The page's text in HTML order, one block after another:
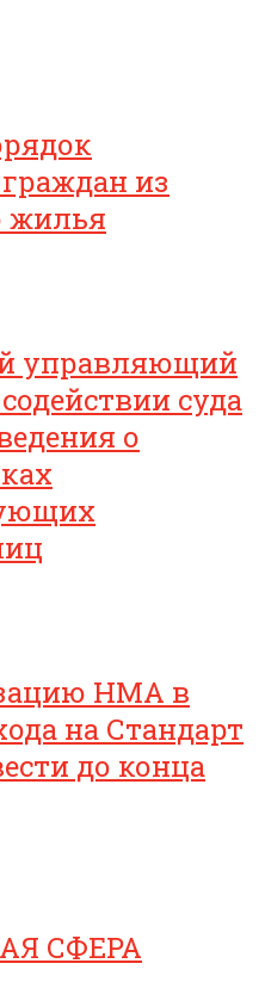
из
жилья
управляющий
суда
о
НМА в
на Стандарт
до конца
СФЕРА